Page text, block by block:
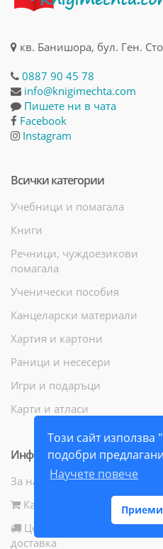
Този сайт използва
подобри
Научете повече
кв. Банишора, бул. Ген.
0887 90 45 78
info@knigimechta.com
Пишете ни в чата
Facebook
Instagram
Всички категории
Учебници и помагала
Книги
Речници, чуждоезикови
помагала
Ученически пособия
Канцеларски материали
Хартия и картони
Раници и несесери
Игри и подаръци
Карти и атласи
Информация
За нас
Как да поръчам
Цени и начини за
доставка